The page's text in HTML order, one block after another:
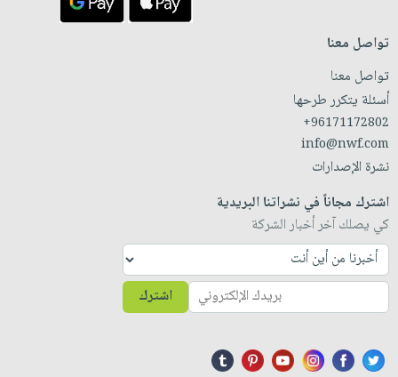
تواصل معنا
تواصل معنا
أسئلة يتكرر طرحها
+96171172802
info@nwf.com
نشرة الإصدارات
اشترك مجاناً في نشراتنا البريدية
كي يصلك آخر أخبار الشركة
اشترك